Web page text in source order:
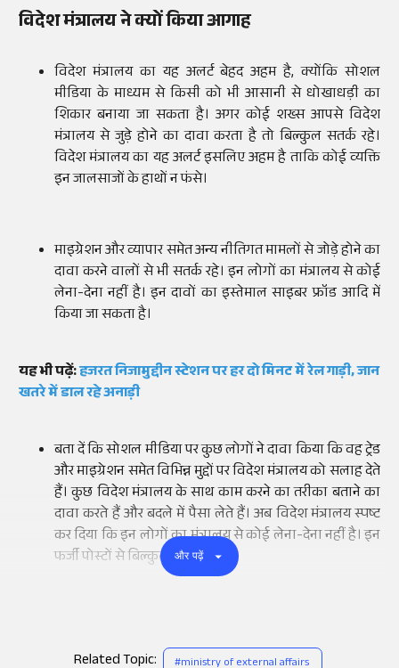
विदेश मंत्रालय ने क्यों किया आगाह
विदेश मंत्रालय का यह अलर्ट बेहद अहम है, क्योंकि सोशल
मीडिया के माध्यम से किसी को भी आसानी से धोखाधड़ी का
शिकार बनाया जा सकता है। अगर कोई शख्स आपसे विदेश
मंत्रालय से जुड़े होने का दावा करता है तो बिल्कुल सतर्क रहे।
विदेश मंत्रालय का यह अलर्ट इसलिए अहम है ताकि कोई व्यक्ति
इन जालसाजों के हाथों न फंसे।
माइग्रेशन और व्यापार समेत अन्य नीतिगत मामलों से जोड़े होने का
दावा करने वालों से भी सतर्क रहे। इन लोगों का मंत्रालय से कोई
लेना-देना नहीं है। इन दावों का इस्तेमाल साइबर फ्रॉड आदि में
किया जा सकता है।
यह भी पढ़ें:हजरत निजामुद्दीन स्टेशन पर हर दो मिनट में रेल गाड़ी, जान
खतरे में डाल रहे अनाड़ी
बता दें कि सोशल मीडिया पर कुछ लोगों ने दावा किया कि वह ट्रेड
और माइग्रेशन समेत विभिन्न मुद्दों पर विदेश मंत्रालय को सलाह देते
हैं। कुछ विदेश मंत्रालय के साथ काम करने का तरीका बताने का
दावा करते हैं और बदले में पैसा लेते हैं। अब विदेश मंत्रालय स्पष्ट
कर दिया कि इन लोगों का मंत्रालय से कोई लेना-देना नहीं है। इन
फर्जी पोस्टों से बिल्कुल सावधान रहे।
और पढ़ें
Related Topic: #ministry of external affairs